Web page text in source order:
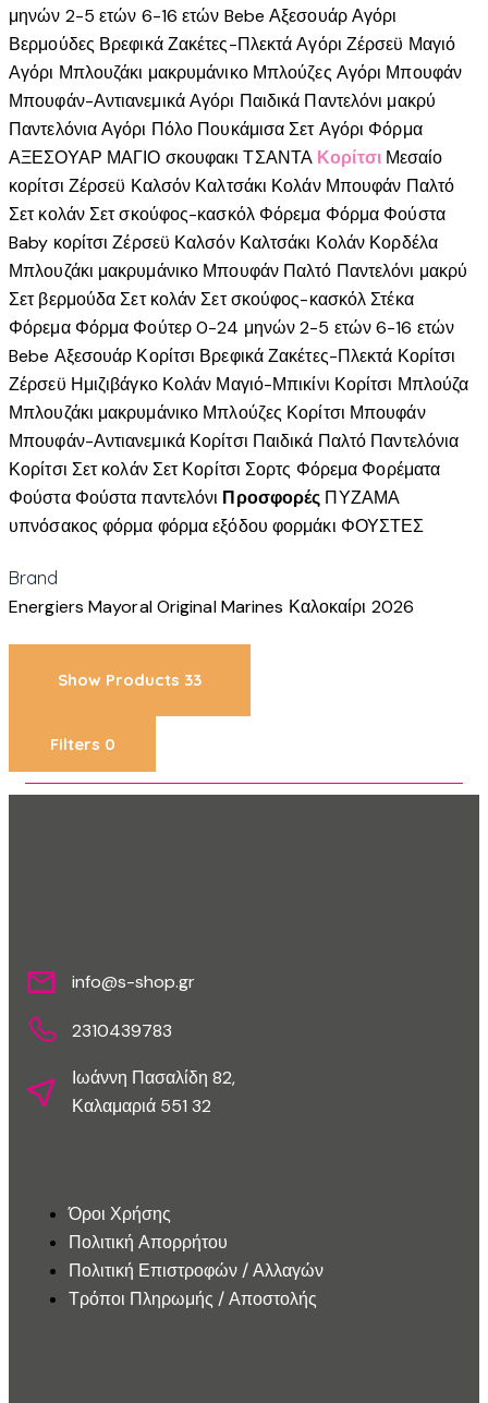
μηνών 2-5 ετών 6-16 ετών Bebe Αξεσουάρ Αγόρι
Βερμούδες Βρεφικά Ζακέτες-Πλεκτά Αγόρι Ζέρσεϋ Μαγιό
Αγόρι Μπλουζάκι μακρυμάνικο Μπλούζες Αγόρι Μπουφάν
Μπουφάν-Αντιανεμικά Αγόρι Παιδικά Παντελόνι μακρύ
Παντελόνια Αγόρι Πόλο Πουκάμισα Σετ Αγόρι Φόρμα
ΑΞΕΣΟΥΑΡ ΜΑΓΙΟ σκουφακι ΤΣΑΝΤΑ Κορίτσι Μεσαίο
κορίτσι Ζέρσεϋ Καλσόν Καλτσάκι Κολάν Μπουφάν Παλτό
Σετ κολάνΣετ σκούφος-κασκόλ Φόρεμα Φόρμα Φούστα
Baby κορίτσι Ζέρσεϋ Καλσόν Καλτσάκι Κολάν Κορδέλα
Μπλουζάκι μακρυμάνικο Μπουφάν Παλτό Παντελόνι μακρύ
Σετ βερμούδα Σετ κολάν Σετ σκούφος-κασκόλ Στέκα
Φόρεμα Φόρμα Φούτερ0-24 μηνών2-5 ετών6-16 ετών
Bebe Αξεσουάρ Κορίτσι ΒρεφικάΖακέτες-Πλεκτά Κορίτσι
Ζέρσεϋ Ημιζιβάγκο Κολάν Μαγιό-Μπικίνι Κορίτσι Μπλούζα
Μπλουζάκι μακρυμάνικο Μπλούζες Κορίτσι Μπουφάν
Μπουφάν-Αντιανεμικά Κορίτσι Παιδικά Παλτό Παντελόνια
Κορίτσι Σετ κολάν Σετ Κορίτσι Σορτς Φόρεμα Φορέματα
Φούστα Φούστα παντελόνι Προσφορές ΠΥΖΑΜΑ
υπνόσακος φόρμα φόρμα εξόδου φορμάκι ΦΟΥΣΤΕΣ
Brand
Energiers Mayoral Original Marines Καλοκαίρι 2026
Show Products 33
Filters 0
info@s-shop.gr
2310439783
Ιωάννη Πασαλίδη 82,
Καλαμαριά 551 32
Όροι Χρήσης
Πολιτική Απορρήτου
Πολιτική Επιστροφών / Αλλαγών
Τρόποι Πληρωμής / Αποστολής